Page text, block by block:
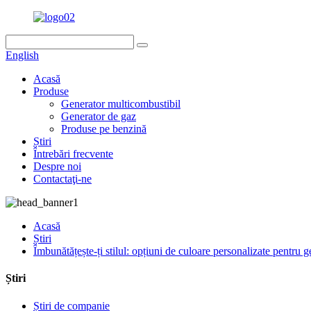
English
Acasă
Produse
Generator multicombustibil
Generator de gaz
Produse pe benzină
Știri
Întrebări frecvente
Despre noi
Contactaţi-ne
Acasă
Știri
Îmbunătățește-ți stilul: opțiuni de culoare personalizate pentru
Știri
Știri de companie